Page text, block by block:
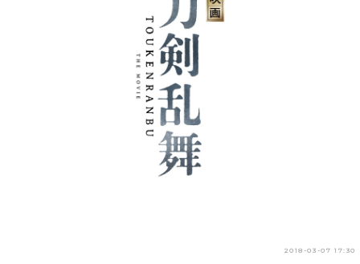
2018-03-07 17:30